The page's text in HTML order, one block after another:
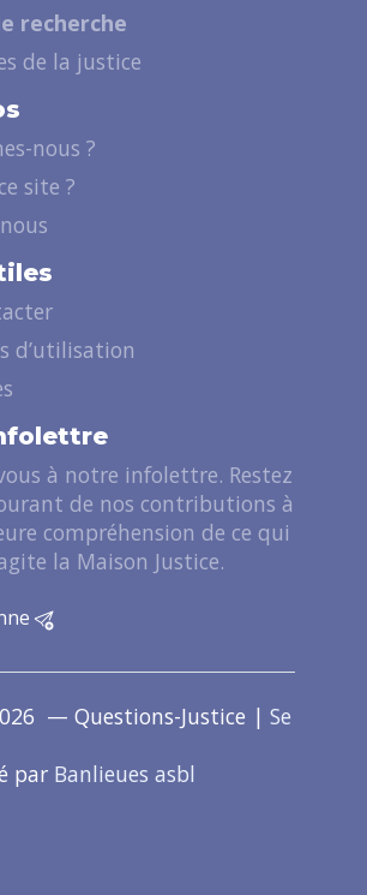
recherche
de la justice
nous ?
site ?
d’utilisation
à notre infolettre. Restez
de nos contributions à
compréhension de ce qui
la Maison Justice.
— Questions-Justice | Se
par Banlieues asbl